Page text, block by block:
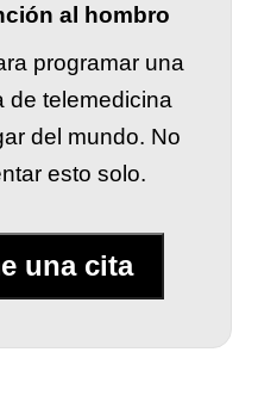
al hombro
programar una
de telemedicina
del mundo. No
esto solo.
una cita